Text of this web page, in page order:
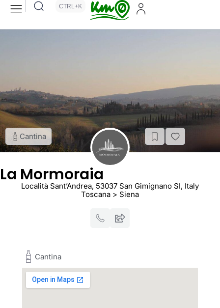
CTRL+K
Cantina
La Mormoraia
Località Sant’Andrea, 53037 San Gimignano SI, Italy
Toscana > Siena
Cantina